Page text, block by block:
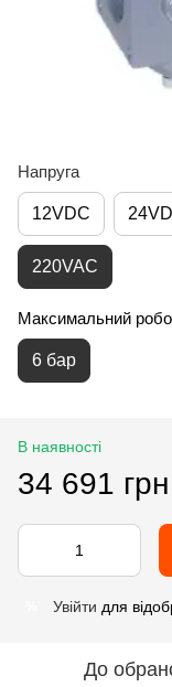
Напруга
12VDC
220VAC
Максимальний
6 бар
В наявності
34 691 грн
Увійти для
До